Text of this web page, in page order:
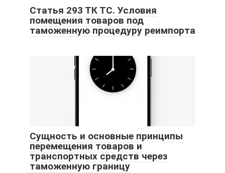
Статья 293 ТК ТС. Условия
помещения товаров под
таможенную процедуру реимпорта
Сущность и основные принципы
перемещения товаров и
транспортных средств через
таможенную границу